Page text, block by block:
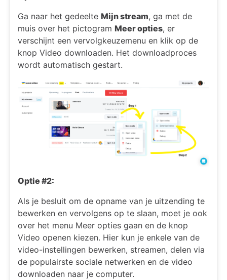
Ga naar het gedeelte Mijn stream, ga met de
muis over het pictogram Meer opties, er
verschijnt een vervolgkeuzemenu en klik op de
knop Video downloaden. Het downloadproces
wordt automatisch gestart.
Optie #2:
Als je besluit om de opname van je uitzending te
bewerken en vervolgens op te slaan, moet je ook
over het menu Meer opties gaan en de knop
Video openen kiezen. Hier kun je enkele van de
video-instellingen bewerken, streamen, delen via
de populairste sociale netwerken en de video
downloaden naar je computer.